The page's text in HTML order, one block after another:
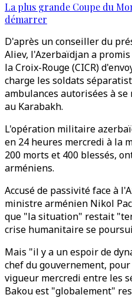
La plus grande Coupe du
démarrer
D'après un conseiller du
Aliev, l'Azerbaïdjan a
la Croix-Rouge (CICR)
charge les soldats
ambulances autorisées à
au Karabakh.
L'opération militaire
en 24 heures mercredi à la
200 morts et 400 blessés,
arméniens.
Accusé de passivité face à
ministre arménien Nikol
que "la situation" restait
crise humanitaire se
Mais "il y a un espoir de
chef du gouvernement,
vigueur mercredi entre les
Bakou est "globalement"